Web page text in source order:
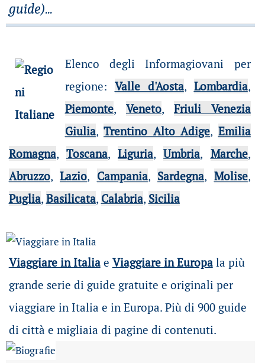
guide)...
Elenco degli Informagiovani per
regione: Valle d'Aosta, Lombardia,
Piemonte, Veneto,Friuli Venezia
Giulia,Trentino Alto Adige, Emilia
Romagna, Toscana,Liguria,Umbria, Marche,
Abruzzo,Lazio, Campania, Sardegna, Molise,
Puglia, Basilicata, Calabria, Sicilia
Viaggiare in Italiae Viaggiare in Europala più
grande serie di guide gratuite e originali per
viaggiare in Italia e in Europa. Più di 900 guide
di città e migliaia di pagine di contenuti.